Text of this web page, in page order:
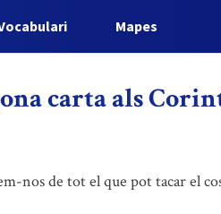
Mapes
carta als
nos de tot el que pot tacar el